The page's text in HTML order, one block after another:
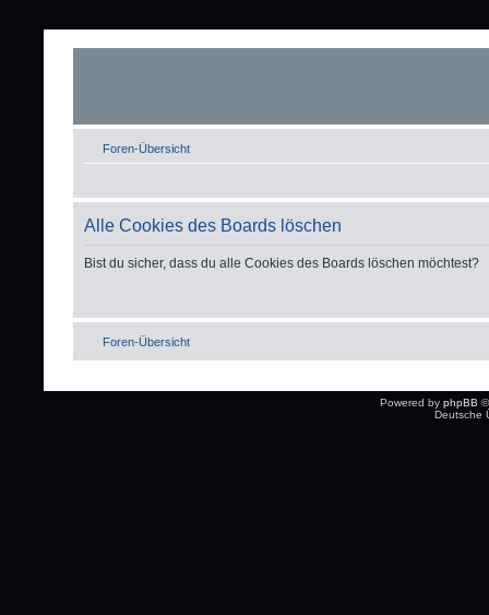
Foren-Übersicht
Alle Cookies des Boards löschen
Bist du sicher, dass du alle Cookies des Boards löschen möchtest?
Foren-Übersicht
Powered by phpBB
Deutsche